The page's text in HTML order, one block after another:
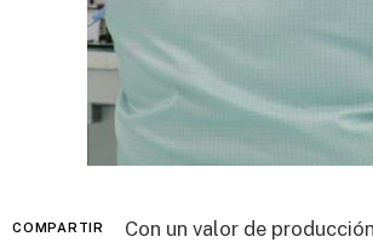
COMPARTIR
Con un valor de